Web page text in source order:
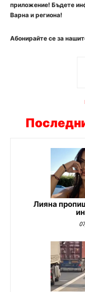
приложение! Бъдете
Варна и региона!
Абонирайте се за
Лияна